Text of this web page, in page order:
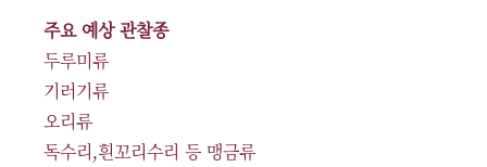
주요 예상 관찰종
두루미류
기러기류
오리류
독수리,흰꼬리수리 등 맹금류